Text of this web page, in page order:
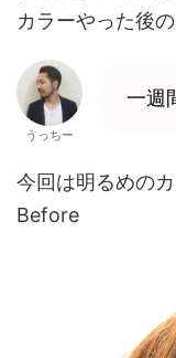
カラーやった後
うっちー
一週
今回は明るめの
Before